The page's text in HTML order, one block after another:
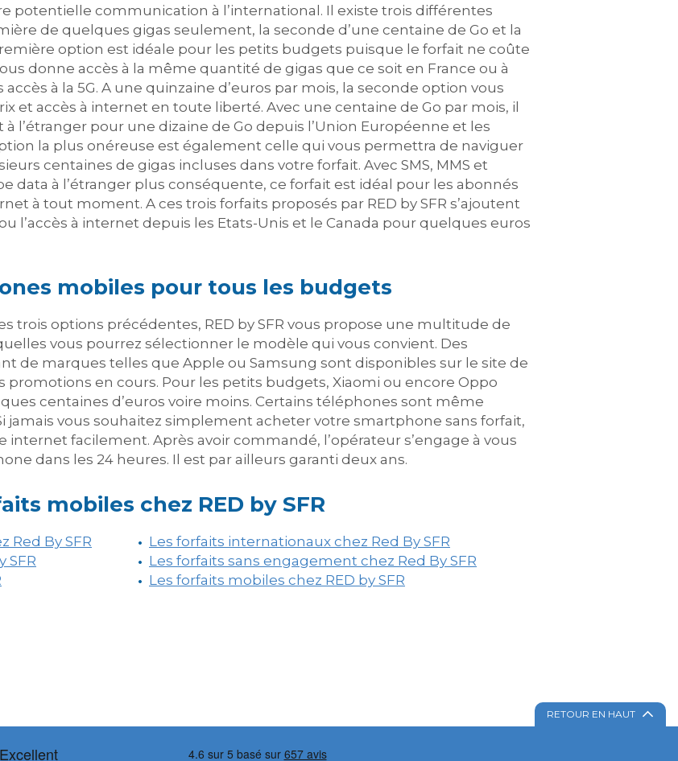
potentielle communication à l’international. Il existe trois différentes
de quelques gigas seulement, la seconde d’une centaine de Go et la
option est idéale pour les petits budgets puisque le forfait ne coûte
donne accès à la même quantité de gigas que ce soit en France ou à
accès à la 5G. A une quinzaine d’euros par mois, la seconde option vous
et accès à internet en toute liberté. Avec une centaine de Go par mois, il
l’étranger pour une dizaine de Go depuis l’Union Européenne et les
la plus onéreuse est également celle qui vous permettra de naviguer
centaines de gigas incluses dans votre forfait. Avec SMS, MMS et
data à l’étranger plus conséquente, ce forfait est idéal pour les abonnés
à tout moment. A ces trois forfaits proposés par RED by SFR s’ajoutent
l’accès à internet depuis les Etats-Unis et le Canada pour quelques euros
mobiles pour tous les budgets
trois options précédentes, RED by SFR vous propose une multitude de
vous pourrez sélectionner le modèle qui vous convient. Des
de marques telles que Apple ou Samsung sont disponibles sur le site de
promotions en cours. Pour les petits budgets, Xiaomi ou encore Oppo
centaines d’euros voire moins. Certains téléphones sont même
jamais vous souhaitez simplement acheter votre smartphone sans forfait,
internet facilement. Après avoir commandé, l’opérateur s’engage à vous
dans les 24 heures. Il est par ailleurs garanti deux ans.
mobiles chez RED by SFR
Red By SFR
Les forfaits internationaux chez Red By SFR
SFR
Les forfaits sans engagement chez Red By SFR
Les forfaits mobiles chez RED by SFR
RETOUR EN HAUT